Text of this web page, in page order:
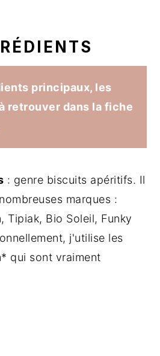
principaux, les
retrouver dans la fiche
: genre biscuits apéritifs. Il
marques :
Tipiak, Bio Soleil, Funky
j'utilise les
qui sont vraiment